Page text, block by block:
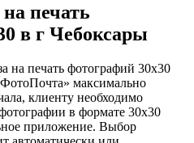
печать
в г Чебоксары
на печать фотографий 30х30
максимально
клиенту необходимо
в формате 30х30
приложение. Выбор